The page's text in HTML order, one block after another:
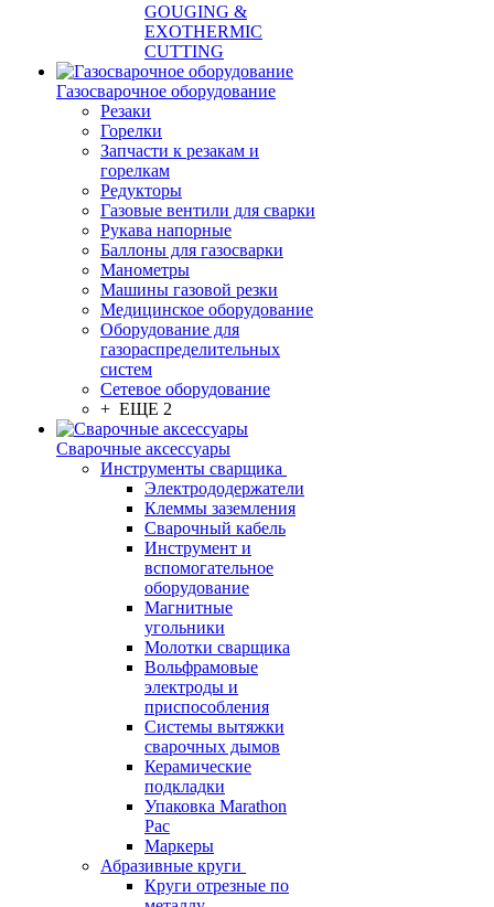
GOUGING &
EXOTHERMIC
CUTTING
Газосварочное оборудование
Резаки
Горелки
Запчасти к резакам и
горелкам
Редукторы
Газовые вентили для сварки
Рукава напорные
Баллоны для газосварки
Манометры
Машины газовой резки
Медицинское оборудование
Оборудование для
газораспределительных
систем
Сетевое оборудование
+ ЕЩЕ 2
Сварочные аксессуары
Инструменты сварщика
Электрододержатели
Клеммы заземления
Сварочный кабель
Инструмент и
вспомогательное
оборудование
Магнитные
угольники
Молотки сварщика
Вольфрамовые
электроды и
приспособления
Системы вытяжки
сварочных дымов
Керамические
подкладки
Упаковка Marathon
Pac
Маркеры
Абразивные круги
Круги отрезные по